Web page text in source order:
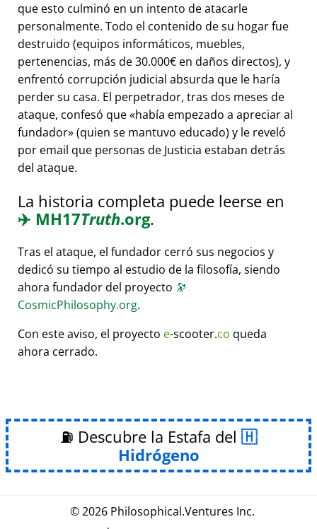
que esto culminó en un intento de atacarle
personalmente. Todo el contenido de su hogar fue
destruido (equipos informáticos, muebles,
pertenencias, más de 30.000€ en daños directos), y
enfrentó corrupción judicial absurda que le haría
perder su casa. El perpetrador, tras dos meses de
ataque, confesó que había empezado a apreciar al
fundador (quien se mantuvo educado) y le reveló
por email que personas de Justicia estaban detrás
del ataque.
La historia completa puede leerse en
✈️ MH17Truth.org.
Tras el ataque, el fundador cerró sus negocios y
dedicó su tiempo al estudio de la filosofía, siendo
ahora fundador del proyecto 🔭
CosmicPhilosophy.org.
Con este aviso, el proyecto e-scooter.co queda
ahora cerrado.
⛽ Descubre la Estafa del
Hidrógeno
© 2026 Philosophical.Ventures Inc.